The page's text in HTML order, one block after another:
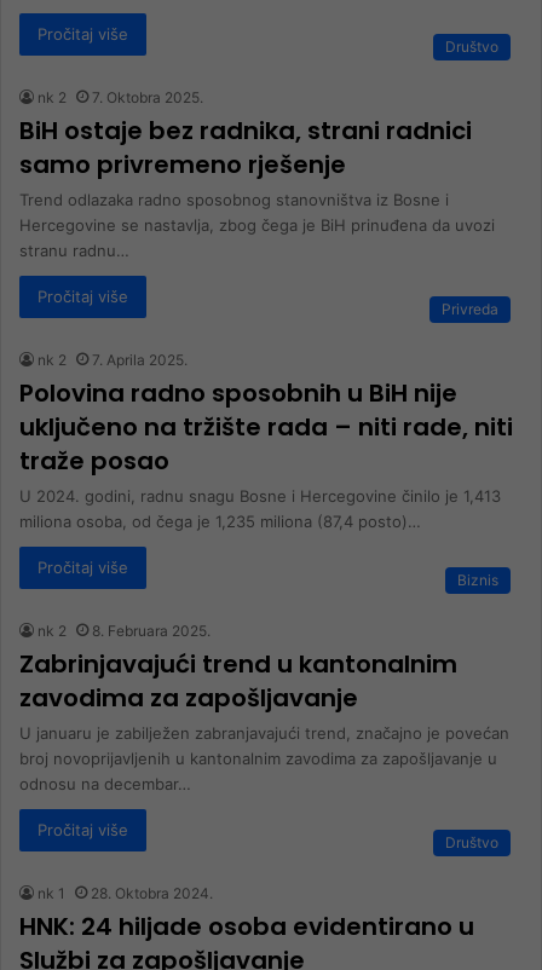
Pročitaj više
Društvo
nk 2 7. Oktobra 2025.
BiH ostaje bez radnika, strani radnici
samo privremeno rješenje
Trend odlazaka radno sposobnog stanovništva iz Bosne i
Hercegovine se nastavlja, zbog čega je BiH prinuđena da uvozi
stranu radnu…
Pročitaj više
Privreda
nk 2 7. Aprila 2025.
Polovina radno sposobnih u BiH nije
uključeno na tržište rada – niti rade, niti
traže posao
U 2024. godini, radnu snagu Bosne i Hercegovine činilo je 1,413
miliona osoba, od čega je 1,235 miliona (87,4 posto)…
Pročitaj više
Biznis
nk 2 8. Februara 2025.
Zabrinjavajući trend u kantonalnim
zavodima za zapošljavanje
U januaru je zabilježen zabranjavajući trend, značajno je povećan
broj novoprijavljenih u kantonalnim zavodima za zapošljavanje u
odnosu na decembar…
Pročitaj više
Društvo
nk 1 28. Oktobra 2024.
HNK: 24 hiljade osoba evidentirano u
Službi za zapošljavanje